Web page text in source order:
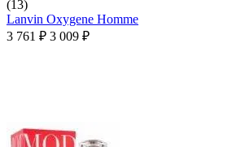
(13)
Lanvin Oxygene Homme
3 761 ₽ 3 009 ₽